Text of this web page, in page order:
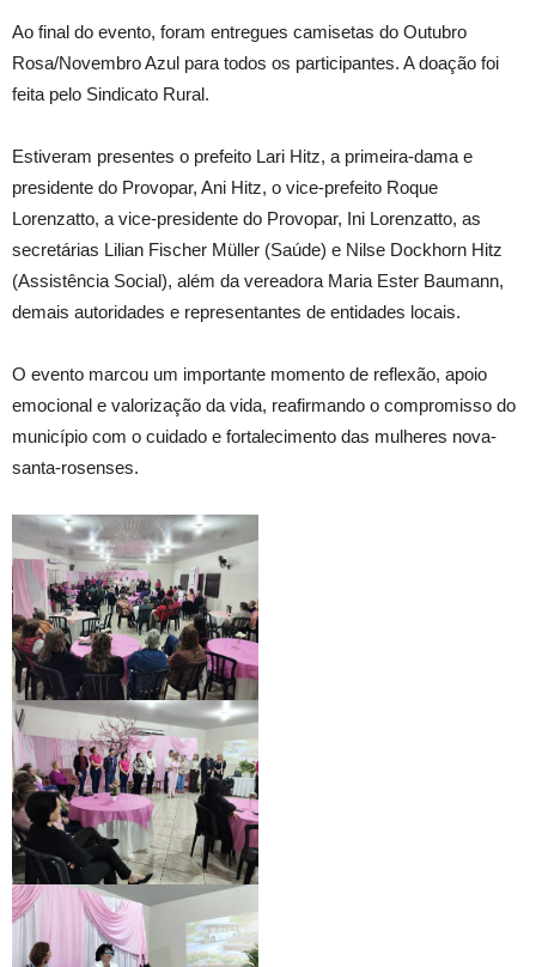
Ao final do evento, foram entregues camisetas do Outubro
Rosa/Novembro Azul para todos os participantes. A doação foi
feita pelo Sindicato Rural.
Estiveram presentes o prefeito Lari Hitz, a primeira-dama e
presidente do Provopar, Ani Hitz, o vice-prefeito Roque
Lorenzatto, a vice-presidente do Provopar, Ini Lorenzatto, as
secretárias Lilian Fischer Müller (Saúde) e Nilse Dockhorn Hitz
(Assistência Social), além da vereadora Maria Ester Baumann,
demais autoridades e representantes de entidades locais.
O evento marcou um importante momento de reflexão, apoio
emocional e valorização da vida, reafirmando o compromisso do
município com o cuidado e fortalecimento das mulheres nova-
santa-rosenses.